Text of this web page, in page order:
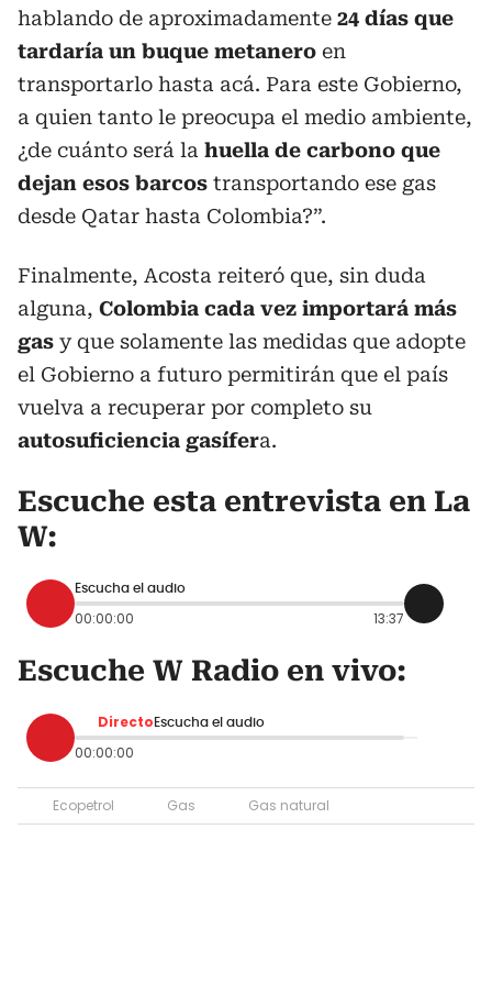
hablando de aproximadamente 24 días que
tardaría un buque metanero en
transportarlo hasta acá. Para este Gobierno,
a quien tanto le preocupa el medio ambiente,
¿de cuánto será la huella de carbono que
dejan esos barcos transportando ese gas
desde Qatar hasta Colombia?”.
Finalmente, Acosta reiteró que, sin duda
alguna, Colombia cada vez importará más
gas y que solamente las medidas que adopte
el Gobierno a futuro permitirán que el país
vuelva a recuperar por completo su
autosuficiencia gasífera.
Escuche esta entrevista en La
W:
Escucha el audio
00:00:00 13:37
Escuche W Radio en vivo:
Directo Escucha el audio
00:00:00
Ecopetrol Gas Gas natural